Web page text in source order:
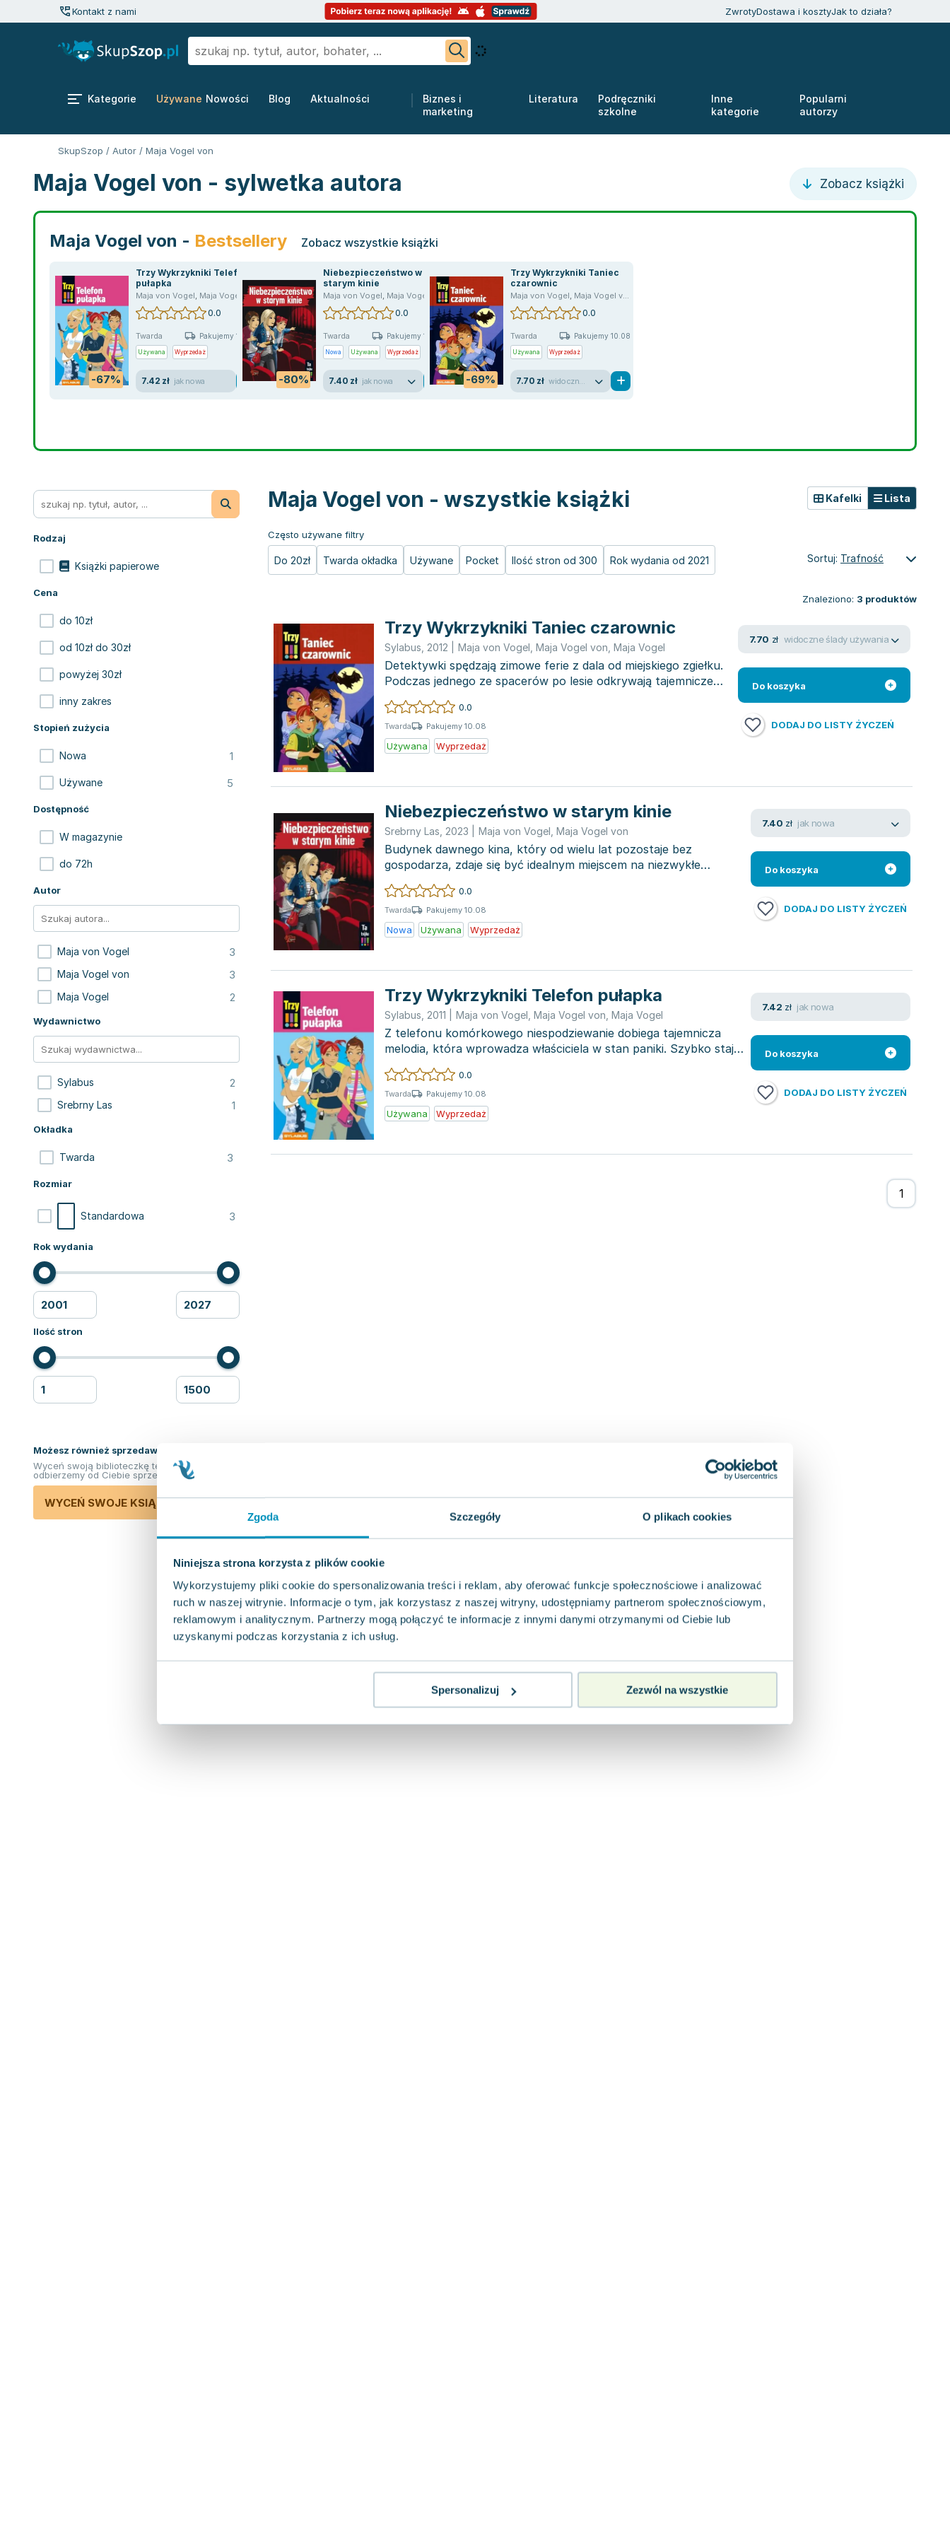
Zgoda Szczegóły O plikach cookies
Niniejsza strona korzysta z plików cookie
Wykorzystujemy pliki cookie do spersonalizowania treści i reklam, aby oferować funkcje społecznościowe i analizować
ruch w naszej witrynie. Informacje o tym, jak korzystasz z naszej witryny, udostępniamy partnerom społecznościowym,
reklamowym i analitycznym. Partnerzy mogą połączyć te informacje z innymi danymi otrzymanymi od Ciebie lub
uzyskanymi podczas korzystania z ich usług.
Spersonalizuj Zezwól na wszystkie
Kontakt z nami ZwrotyDostawa i kosztyJak to działa?
Kategorie Używane Nowości Blog Aktualności
Biznes i
marketing
Literatura
Podręczniki
szkolne
Inne
kategorie
Popularni
autorzy
SkupSzop / Autor / Maja Vogel von
Maja Vogel von - sylwetka autora Zobacz książki
Maja Vogel von - Bestsellery Zobacz wszystkie książki
-67%
Trzy Wykrzykniki Telefon
pułapka
Maja von Vogel, Maja Vogel von ,Maja Vogel
0.0
Twarda Pakujemy 10.08
Używana Wyprzedaż
7.42 zł jak nowa -80%
Niebezpieczeństwo w
starym kinie
Maja von Vogel, Maja Vogel von
0.0
Twarda Pakujemy 10.08
Nowa Używana Wyprzedaż
7.40 zł jak nowa -69%
Trzy Wykrzykniki Taniec
czarownic
Maja von Vogel, Maja Vogel von
0.0
Twarda Pakujemy 10.08
Używana Wyprzedaż
7.70 zł
Rodzaj
Książki papierowe
Cena
do 10zł
od 10zł do 30zł
powyżej 30zł
inny zakres
Stopień zużycia
Nowa 1
Używane 5
Dostępność
W magazynie
do 72h
Autor
Maja von Vogel 3
Maja Vogel von 3
Maja Vogel 2
Wydawnictwo
Sylabus 2
Srebrny Las 1
Okładka
Twarda 3
Rozmiar
Standardowa 3
Rok wydania
Ilość stron
Możesz również sprzedawać ksiązki!
Wyceń swoją biblioteczkę teraz. Odkupimy i
odbierzemy od Ciebie sprzedane książki.
WYCEŃ SWOJE KSIĄŻKI
Maja Vogel von - wszystkie książki
Często używane filtry
Do 20zł Twarda okładka Używane Pocket Ilość stron od 300 Rok wydania od 2021
Kafelki Lista
Sortuj: Trafność
Znaleziono: 3 produktów
Trzy Wykrzykniki Taniec czarownic
Sylabus 2012 Maja von Vogel Maja Vogel von Maja Vogel
Detektywki spędzają zimowe ferie z dala od miejskiego zgiełku.
Podczas jednego ze spacerów po lesie odkrywają tajemnicze
słomiane...
0.0
Twarda Pakujemy 10.08
Używana Wyprzedaż
7.70 zł widoczne ślady używania
Do koszyka
DODAJ DO LISTY ŻYCZEŃ
Niebezpieczeństwo w starym kinie
Srebrny Las 2023 Maja von Vogel Maja Vogel von
Budynek dawnego kina, który od wielu lat pozostaje bez
gospodarza, zdaje się być idealnym miejscem na niezwykłe
przygody. Trzy prz...
0.0
Twarda Pakujemy 10.08
Nowa Używana Wyprzedaż
7.40 zł jak nowa
Do koszyka
DODAJ DO LISTY ŻYCZEŃ
Trzy Wykrzykniki Telefon pułapka
Sylabus 2011 Maja von Vogel Maja Vogel von Maja Vogel
Z telefonu komórkowego niespodziewanie dobiega tajemnicza
melodia, która wprowadza właściciela w stan paniki. Szybko staje
się jas...
0.0
Twarda Pakujemy 10.08
Używana Wyprzedaż
7.42 zł jak nowa
Do koszyka
DODAJ DO LISTY ŻYCZEŃ